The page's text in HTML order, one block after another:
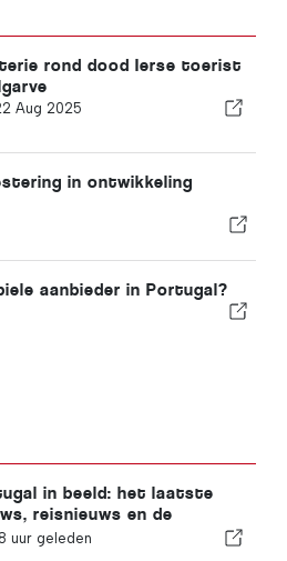
rond dood Ierse toerist
Aug 2025
in ontwikkeling
aanbieder in Portugal?
in beeld: het laatste
reisnieuws en de
verhalen die de
uur geleden